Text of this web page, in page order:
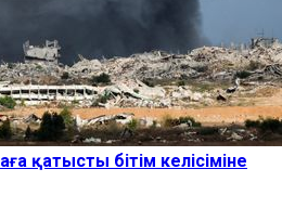
қатысты бітім келісіміне